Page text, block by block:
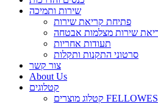
שירות ותמיכה
פתיחת קריאת שירות
תעודות אחריות
סרטוני התקנות ותקלות
צור קשר
About Us
קטלוגים
קטלוג מוצרים FELLOWES